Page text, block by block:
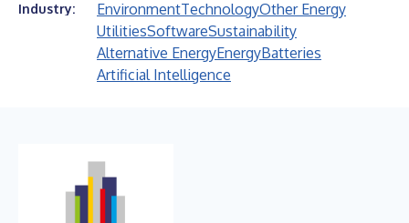
Industry: EnvironmentTechnologyOther Energy
UtilitiesSoftwareSustainability
Alternative EnergyEnergyBatteries
Artificial Intelligence